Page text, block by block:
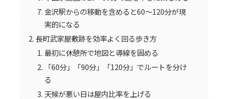
金沢駅からの移動を含めると60〜120分が現
実的になる
長町武家屋敷跡を効率よく回る歩き方
最初に休憩所で地図と導線を固める
「60分」「90分」「120分」でルートを分け
る
天候が悪い日は屋内比率を上げる